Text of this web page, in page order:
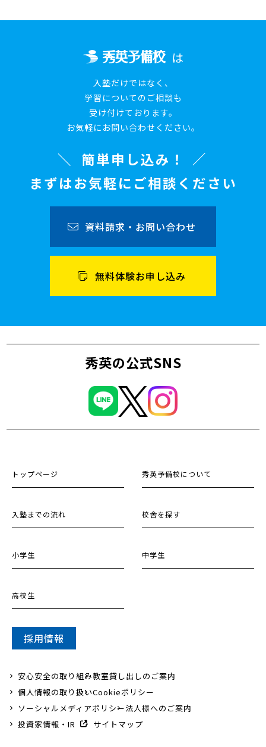
は
入塾だけではなく、
学習についてのご相談も
受け付けております。
お気軽にお問い合わせください。
簡単申し込み！
まずはお気軽にご相談ください
資料請求・お問い合わせ
無料体験お申し込み
秀英の公式SNS
トップページ 秀英予備校について
入塾までの流れ 校舎を探す
小学生 中学生
高校生
採用情報
安心安全の取り組み教室貸し出しのご案内
個人情報の取り扱いCookieポリシー
ソーシャルメディアポリシー法人様へのご案内
投資家情報・IR
サイトマップ